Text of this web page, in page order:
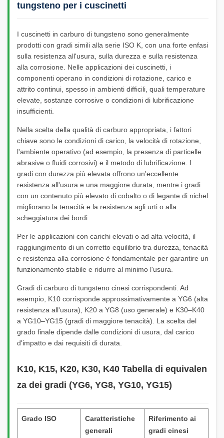
tungsteno per i cuscinetti
I cuscinetti in carburo di tungsteno sono generalmente
prodotti con gradi simili alla serie ISO K, con una forte enfasi
sulla resistenza all'usura, sulla durezza e sulla resistenza
alla corrosione. Nelle applicazioni dei cuscinetti, i
componenti operano in condizioni di rotazione, carico e
attrito continui, spesso in ambienti difficili, quali temperature
elevate, sostanze corrosive o condizioni di lubrificazione
insufficienti.
Nella scelta della qualità di carburo appropriata, i fattori
chiave sono le condizioni di carico, la velocità di rotazione,
l'ambiente operativo (ad esempio, la presenza di particelle
abrasive o fluidi corrosivi) e il metodo di lubrificazione. I
gradi con durezza più elevata offrono un'eccellente
resistenza all'usura e una maggiore durata, mentre i gradi
con un contenuto più elevato di cobalto o di legante di nichel
migliorano la tenacità e la resistenza agli urti o alla
scheggiatura dei bordi.
Per le applicazioni con carichi elevati o ad alta velocità, il
raggiungimento di un corretto equilibrio tra durezza, tenacità
e resistenza alla corrosione è fondamentale per garantire un
funzionamento stabile e ridurre al minimo l'usura.
Gradi di carburo di tungsteno cinesi corrispondenti. Ad
esempio, K10 corrisponde approssimativamente a YG6 (alta
resistenza all'usura), K20 a YG8 (uso generale) e K30–K40
a YG10–YG15 (gradi di maggiore tenacità). La scelta del
grado finale dipende dalle condizioni di usura, dal carico
d'impatto e dai requisiti di durata.
K10, K15, K20, K30, K40 Tabella di equivalen
za dei gradi (YG6, YG8, YG10, YG15)
Grado ISO
Caratteristiche
generali
Riferimento ai
gradi cinesi